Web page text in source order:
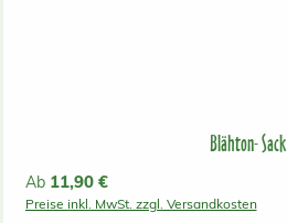
Blähton- Sack
Regulärer Preis:
Ab 11,90 €
Preise inkl. MwSt. zzgl. Versandkosten